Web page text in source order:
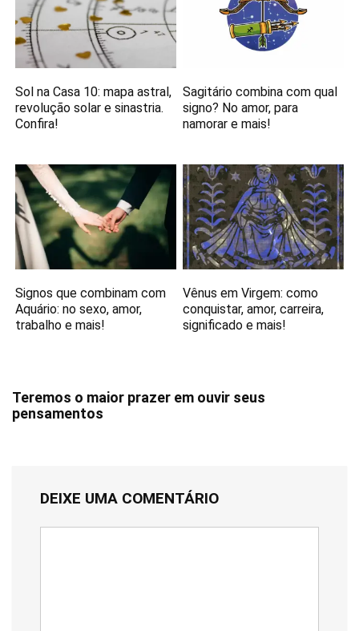
Sol na Casa 10: mapa astral,
revolução solar e sinastria.
Confira!
Sagitário combina com qual
signo? No amor, para
namorar e mais!
Signos que combinam com
Aquário: no sexo, amor,
trabalho e mais!
Vênus em Virgem: como
conquistar, amor, carreira,
significado e mais!
Teremos o maior prazer em ouvir seus
pensamentos
DEIXE UMA COMENTÁRIO